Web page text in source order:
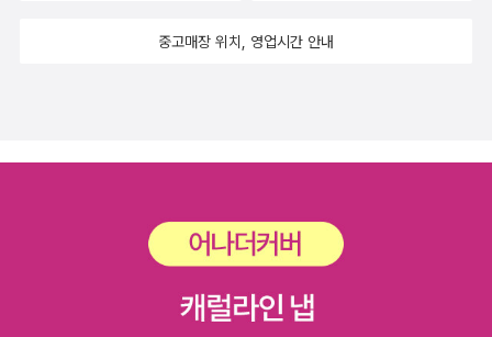
알게 되었고, 마지막으로 사람은 무엇으로 사는가는 이 쌍둥이들을
요? …. 는 아이들 독서토론 주제일 듯. 농민의 교육에 힘써왔던 톨스
고 이 지점에서 체호프는 톨스토이라는 거인에 맞선다. 톨스토이의
그린다. 그런 체호프에게 톨스토이는 “자네는 재능을 낭비하고 있
어”라고 말한 바 있다. 하지만 체호프의 작품은 모든 현대 단편 소설
들의 모범이 되었고, 이후 제임스 조이스, 존 치버, 윌리엄 트레버, 레
이먼드 카버, 앨리스 먼로 등의... 훌륭한 후배 블랙홀 탐지자들을 낳
책이다. 마르크스 경제학자, 경제평론가, 시사프로그램 진행자 등으
시의성이 있다고 판단되는 글들을 가려 뽑은 것으로, 정치·경제·사회·
문화를 포괄하는 르네상스적 비판정신과 곡조 있는 글쓰기의 정점을
다시 확인할 수 있다. (알라딘 책소개 中) 정운영의 글을 좋아했었다.
중고매장 위치, 영업시간 안내